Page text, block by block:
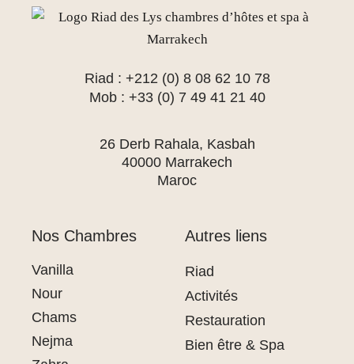
Riad : +212 (0) 8 08 62 10 78
Mob : +33 (0) 7 49 41 21 40
26 Derb Rahala, Kasbah
40000 Marrakech
Maroc
Nos Chambres
Vanilla
Nour
Chams
Nejma
Autres liens
Riad
Activités
Restauration
Bien être & Spa